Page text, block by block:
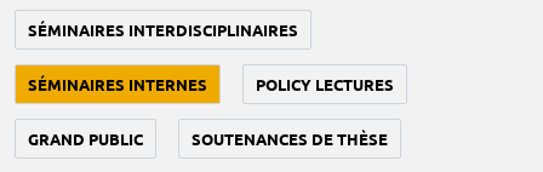
SÉMINAIRES INTERDISCIPLINAIRES
SÉMINAIRES INTERNES POLICY LECTURES
GRAND PUBLIC SOUTENANCES DE THÈSE